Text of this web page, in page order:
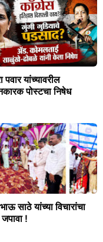
पवार यांच्यावरील
पोस्टचा निषेध
साठे यांच्या विचारांचा
!